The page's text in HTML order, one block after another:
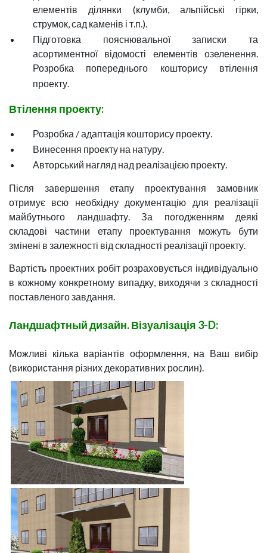
елементів ділянки (клумби, альпійські гірки,
струмок, сад каменів і т.п.).
Підготовка пояснювальної записки та
асортиментної відомості елементів озеленення.
Розробка попереднього кошторису втілення
проекту.
Втілення проекту:
Розробка / адаптація кошторису проекту.
Винесення проекту на натуру.
Авторський нагляд над реалізацією проекту.
Після завершення етапу проектування замовник
отримує всю необхідну документацію для реалізації
майбутнього ландшафту. За погодженням деякі
складові частини етапу проектування можуть бути
змінені в залежності від складності реалізації проекту.
Вартість проектних робіт розраховується індивідуально
в кожному конкретному випадку, виходячи з складності
поставленого завдання.
Ландшафтный дизайн. Візуалізація 3-D:
Можливі кілька варіантів оформлення, на Ваш вибір
(використання різних декоративних рослин).